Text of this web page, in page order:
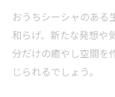
おうちシーシャのある
和らげ、新たな発想や
分だけの癒やし空間を
じられるでしょう。